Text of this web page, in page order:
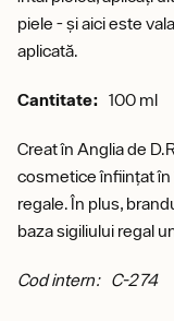
piele - și aici este
aplicată.
Cantitate: 100 ml
Creat în Anglia de
cosmetice înființat
regale. În plus,
baza sigiliului regal
Cod intern: C-274